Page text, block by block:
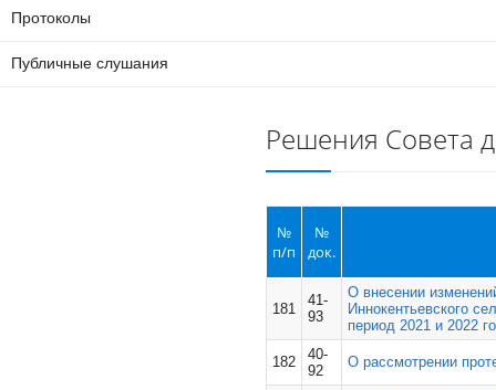
Протоколы
Публичные слушания
Решения Совета
№
п/п
№
док.
181
41-
93
О внесении
Иннокентьевского
период 2021 и 2022
182
40-
92
О рассмотрении